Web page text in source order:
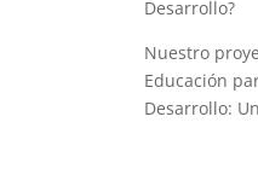
Desarrollo?
Nuestro
Educación
Desarrollo: